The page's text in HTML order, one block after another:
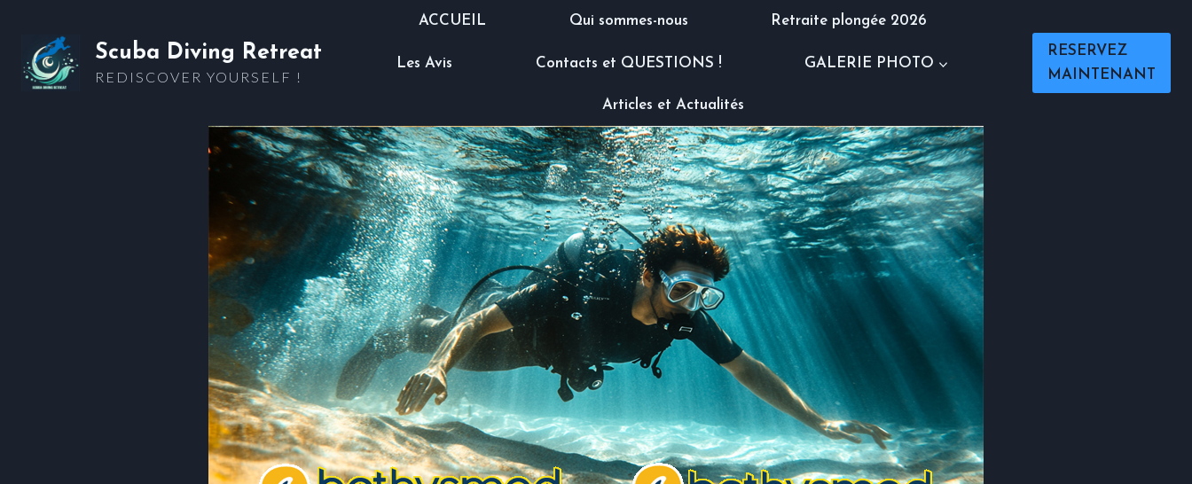
content
Scuba Diving Retreat
REDISCOVER YOURSELF !
ACCUEIL Qui sommes-nous Retraite plongée 2026
Les Avis Contacts et QUESTIONS ! GALERIE PHOTO
Articles et Actualités
RESERVEZ
MAINTENANT